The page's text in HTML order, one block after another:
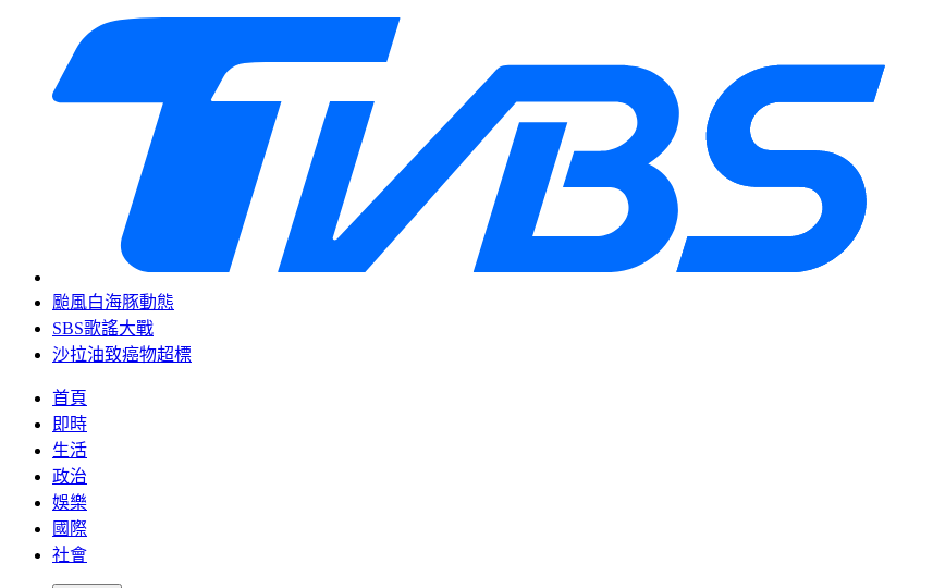
颱風白海豚動態
SBS歌謠大戰
沙拉油致癌物超標
首頁
即時
生活
政治
娛樂
國際
社會